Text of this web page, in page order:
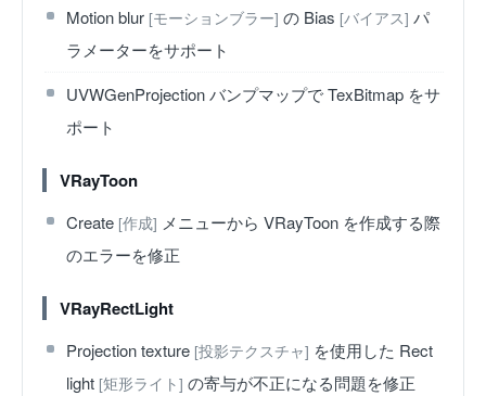
Motion blur [モーションブラー] の Bias [バイアス] パ
ラメーターをサポート
UVWGenProjection バンプマップで TexBitmap をサ
ポート
VRayToon
Create [作成] メニューから VRayToon を作成する際
のエラーを修正
VRayRectLight
Projection texture [投影テクスチャ] を使用した Rect
light [矩形ライト] の寄与が不正になる問題を修正